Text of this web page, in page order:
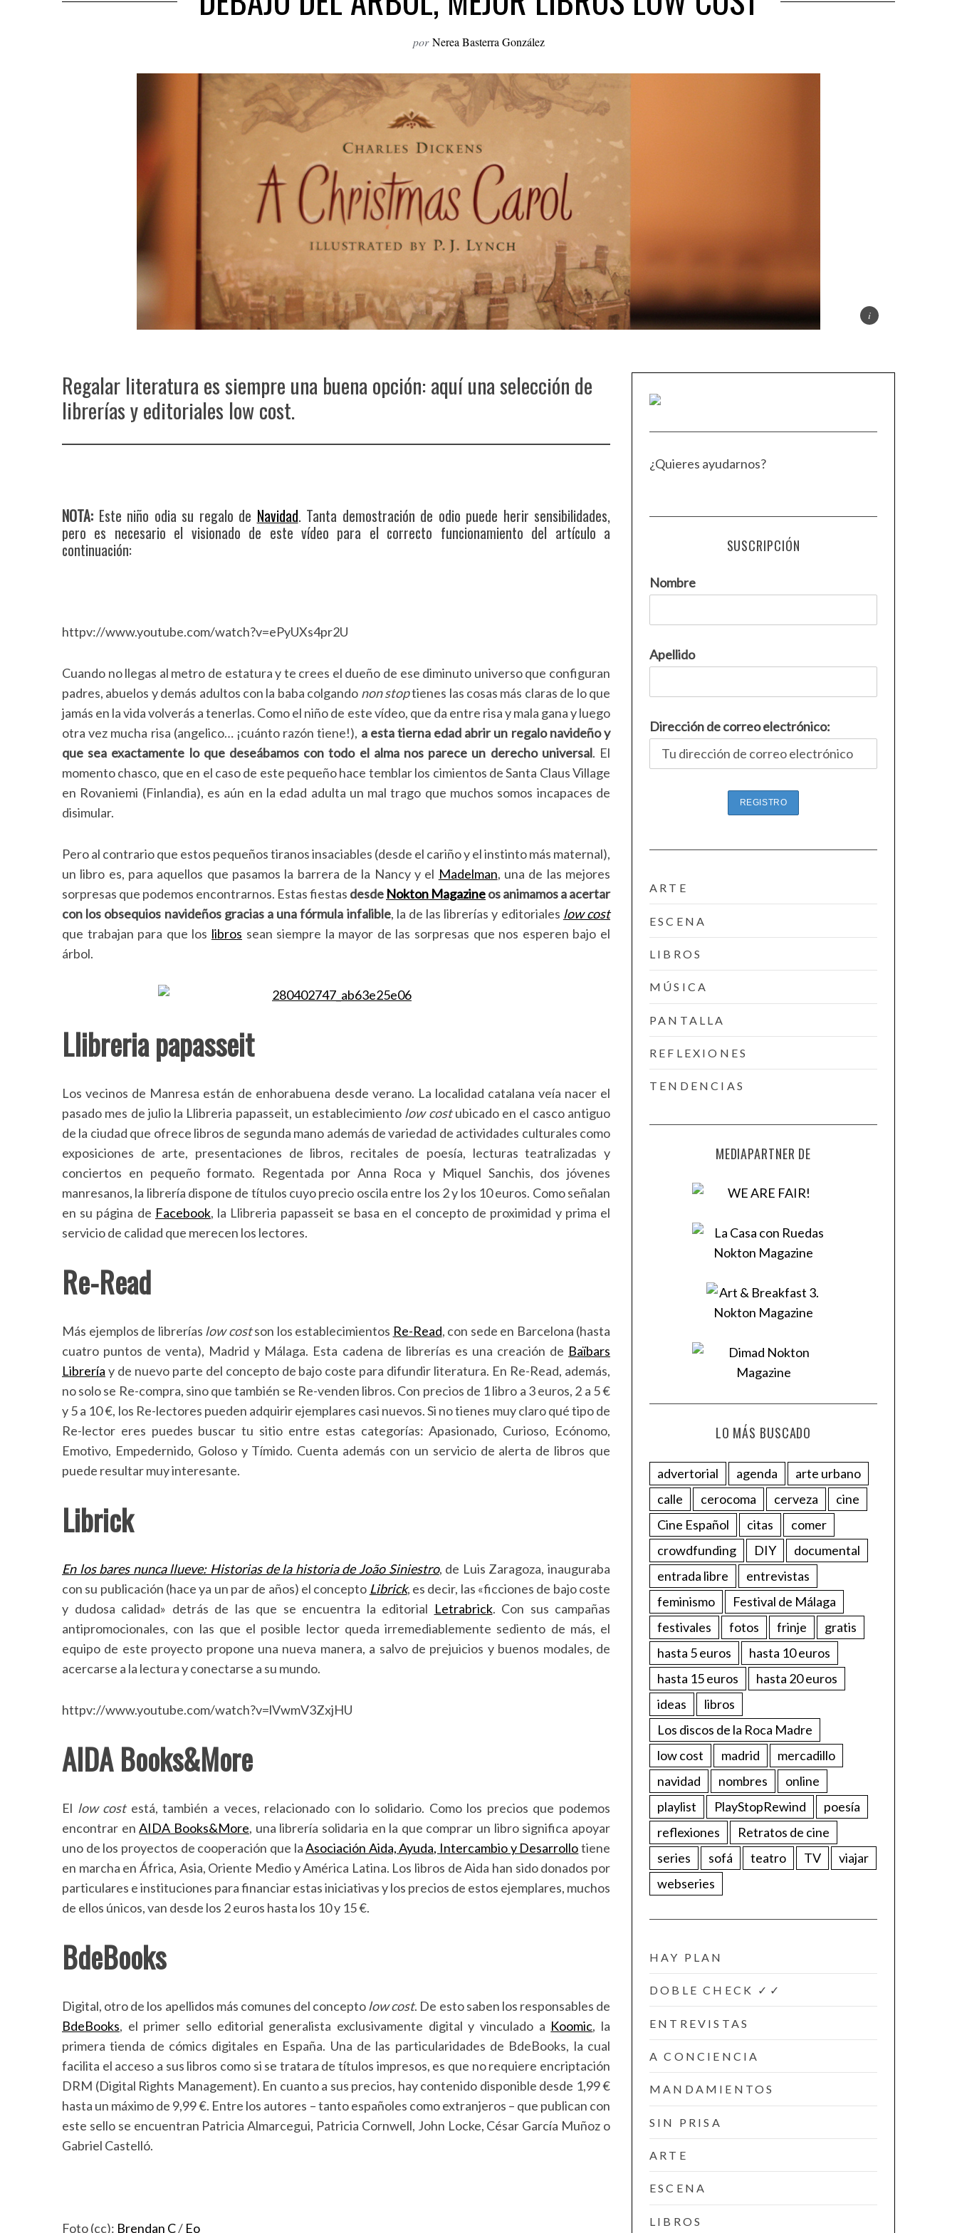
por Nerea Basterra González
Regalar literatura es siempre una buena opción: aquí una selección de
librerías y editoriales low cost.
NOTA: Este niño odia su regalo de Navidad. Tanta demostración de odio puede herir sensibilidades,
pero es necesario el visionado de este vídeo para el correcto funcionamiento del artículo a
continuación:
httpv://www.youtube.com/watch?v=ePyUXs4pr2U
Cuando no llegas al metro de estatura y te crees el dueño de ese diminuto universo que configuran
padres, abuelos y demás adultos con la baba colgando non stoptienes las cosas más claras de lo que
jamás en la vida volverás a tenerlas. Como el niño de este vídeo, que da entre risa y mala gana y luego
otra vez mucha risa (angelico… ¡cuánto razón tiene!), a esta tierna edad abrir un regalo navideño y
que sea exactamente lo que deseábamos con todo el alma nos parece un derecho universal. El
momento chasco, que en el caso de este pequeño hace temblar los cimientos de Santa Claus Village
en Rovaniemi (Finlandia), es aún en la edad adulta un mal trago que muchos somos incapaces de
disimular.
Pero al contrario que estos pequeños tiranos insaciables (desde el cariño y el instinto más maternal),
un libro es, para aquellos que pasamos la barrera de la Nancy y el Madelman, una de las mejores
sorpresas que podemos encontrarnos. Estas fiestas desde Nokton Magazineos animamos a acertar
con los obsequios navideños gracias a una fórmula infalible, la de las librerías y editoriales low cost
que trabajan para que los libros sean siempre la mayor de las sorpresas que nos esperen bajo el
árbol.
Llibreria papasseit
Los vecinos de Manresa están de enhorabuena desde verano. La localidad catalana veía nacer el
pasado mes de julio la Llibreria papasseit, un establecimiento low costubicado en el casco antiguo
de la ciudad que ofrece libros de segunda mano además de variedad de actividades culturales como
exposiciones de arte, presentaciones de libros, recitales de poesía, lecturas teatralizadas y
conciertos en pequeño formato. Regentada por Anna Roca y Miquel Sanchis, dos jóvenes
manresanos, la librería dispone de títulos cuyo precio oscila entre los 2 y los 10 euros. Como señalan
en su página de Facebook, la Llibreria papasseit se basa en el concepto de proximidad y prima el
servicio de calidad que merecen los lectores.
Re-Read
Más ejemplos de librerías low costson los establecimientos Re-Read, con sede en Barcelona (hasta
cuatro puntos de venta), Madrid y Málaga. Esta cadena de librerías es una creación de Baïbars
Librería y de nuevo parte del concepto de bajo coste para difundir literatura. En Re-Read, además,
no solo se Re-compra, sino que también se Re-venden libros. Con precios de 1 libro a 3 euros, 2 a 5 €
y 5 a 10 €, los Re-lectores pueden adquirir ejemplares casi nuevos. Si no tienes muy claro qué tipo de
Re-lector eres puedes buscar tu sitio entre estas categorías: Apasionado, Curioso, Ecónomo,
Emotivo, Empedernido, Goloso y Tímido. Cuenta además con un servicio de alerta de libros que
puede resultar muy interesante.
Librick
En los bares nunca llueve: Historias de la historia de João Siniestro, de Luis Zaragoza, inauguraba
con su publicación (hace ya un par de años) el concepto Librick, es decir, las «ficciones de bajo coste
y dudosa calidad» detrás de las que se encuentra la editorial Letrabrick. Con sus campañas
antipromocionales, con las que el posible lector queda irremediablemente sediento de más, el
equipo de este proyecto propone una nueva manera, a salvo de prejuicios y buenos modales, de
acercarse a la lectura y conectarse a su mundo.
httpv://www.youtube.com/watch?v=lVwmV3ZxjHU
AIDA Books&More
El low costestá, también a veces, relacionado con lo solidario. Como los precios que podemos
encontrar enAIDA Books&More, una librería solidaria en la que comprar un libro significa apoyar
uno de los proyectos de cooperación que laAsociación Aida, Ayuda, Intercambio y Desarrollotiene
en marcha en África, Asia, Oriente Medio y América Latina. Los libros de Aida han sido donados por
particulares e instituciones para financiar estas iniciativas y los precios de estos ejemplares, muchos
de ellos únicos, van desde los 2 euros hasta los 10 y 15 €.
BdeBooks
Digital, otro de los apellidos más comunes del conceptolow cost. De esto saben los responsables de
BdeBooks, el primer sello editorial generalista exclusivamente digital y vinculado a Koomic, la
primera tienda de cómics digitales en España. Una de las particularidades de BdeBooks, la cual
facilita el acceso a sus libros como si se tratara de títulos impresos, es que no requiere encriptación
DRM (Digital Rights Management). En cuanto a sus precios, hay contenido disponible desde 1,99 €
hasta un máximo de 9,99 €. Entre los autores – tanto españoles como extranjeros – que publican con
este sello se encuentran Patricia Almarcegui, Patricia Cornwell, John Locke, César García Muñoz o
Gabriel Castelló.
Foto (cc): Brendan C/ Eo
¿Quieres ayudarnos?
SUSCRIPCIÓN
Nombre
Apellido
Dirección de correo electrónico:
ARTE
ESCENA
LIBROS
MÚSICA
PANTALLA
REFLEXIONES
TENDENCIAS
MEDIAPARTNER DE
LO MÁS BUSCADO
advertorial agenda
arte urbano
calle
cerocoma cerveza
cine
Cine Español
citas
comer
crowdfunding
DIY
documental
entrada libre
entrevistas
feminismo
Festival de Málaga
festivales
fotos frinje
gratis
hasta 5 euros
hasta 10 euros
hasta 15 euros
hasta 20 euros
ideas
libros
Los discos de la Roca Madre
low cost
madrid
mercadillo
navidad
nombres
online
playlist
PlayStopRewind
poesía
reflexiones
Retratos de cine
series
sofá teatro TV
viajar
webseries
HAY PLAN
DOBLE CHECK ✓✓
ENTREVISTAS
A CONCIENCIA
MANDAMIENTOS
SIN PRISA
ARTE
ESCENA
LIBROS
e
a
c
h
f
o
r